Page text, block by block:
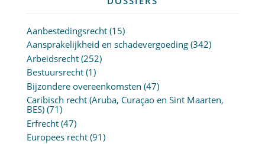
Aanbestedingsrecht(15)
Aansprakelijkheid en schadevergoeding(342)
Arbeidsrecht(252)
Bestuursrecht(1)
Bijzondere overeenkomsten (47)
Caribisch recht (Aruba, Curaçao en Sint Maarten,
BES)(71)
Erfrecht(47)
Europees recht(91)